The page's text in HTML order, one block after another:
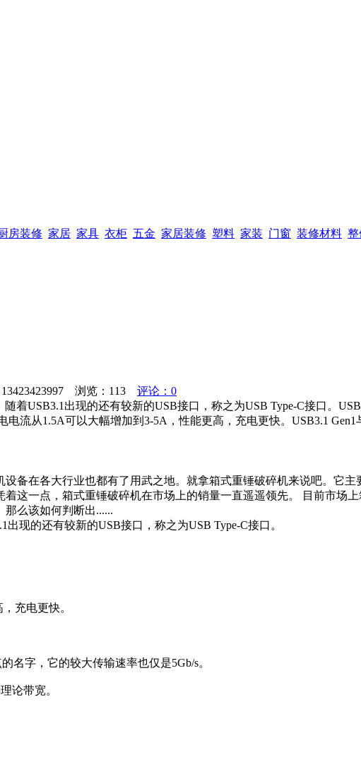
房装修 家居 家具 衣柜 五金 家居装修 塑料 家装 门窗 装修材料 整
浏览： 113
评论：0
着USB3.1出现的还有较新的USB接口，称之为USB Type-C接口。
流从1.5A可以大幅增加到3-5A，性能更高，充电更快。USB3.1 Gen1
备在各大行业也都有了用武之地。就拿箱式重锤破碎机来说吧。它
这一点，箱式重锤破碎机在市场上的销量一直遥遥领先。 目前市场
么该如何判断出......
现的还有较新的USB接口，称之为USB Type-C接口。
充电更快。
名字，它的较大传输速率也仅是5Gb/s。
论带宽。